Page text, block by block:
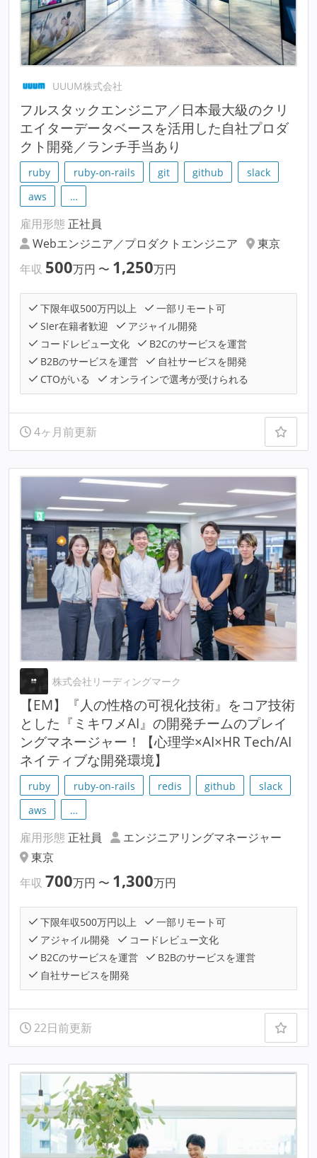
UUUM株式会社
フルスタックエンジニア／日本最大級のクリ
エイターデータベースを活用した自社プロダ
クト開発／ランチ手当あり
ruby ruby-on-rails git github
slack
aws
…
雇用形態 正社員
Webエンジニア／プロダクトエンジニア
東京
年収 500万円 〜 1,250万円
下限年収500万円以上
一部リモート可
SIer在籍者歓迎
アジャイル開発
コードレビュー文化
B2Cのサービスを運営
B2Bのサービスを運営
自社サービスを開発
CTOがいる
オンラインで選考が受けられる
4ヶ月前更新
株式会社リーディングマーク
【EM】『人の性格の可視化技術』をコア技術
とした『ミキワメAI』の開発チームのプレイ
ングマネージャー！【心理学×AI×HR Tech/AI
ネイティブな開発環境】
ruby ruby-on-rails redis github
slack
aws
…
雇用形態 正社員
エンジニアリングマネージャー
東京
年収 700万円 〜 1,300万円
下限年収500万円以上
一部リモート可
アジャイル開発
コードレビュー文化
B2Cのサービスを運営
B2Bのサービスを運営
自社サービスを開発
22日前更新